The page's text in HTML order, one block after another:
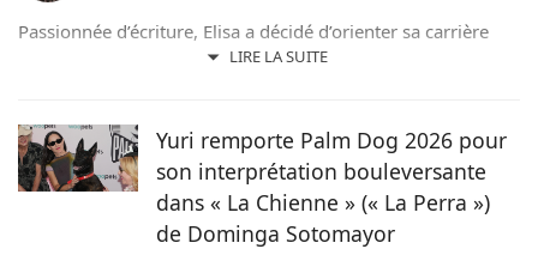
LIRE LA SUITE
Passionnée d’écriture, Elisa a décidé d’orienter sa carrière
professionnelle dans l’univers de la rédaction. Trouvant son
tout naturellement qu’elle prête sa plume à Chien.fr pour
vivre de ses deux passions.
Yuri remporte Palm Dog 2026 pour
son interprétation bouleversante
dans « La Chienne » (« La Perra »)
de Dominga Sotomayor